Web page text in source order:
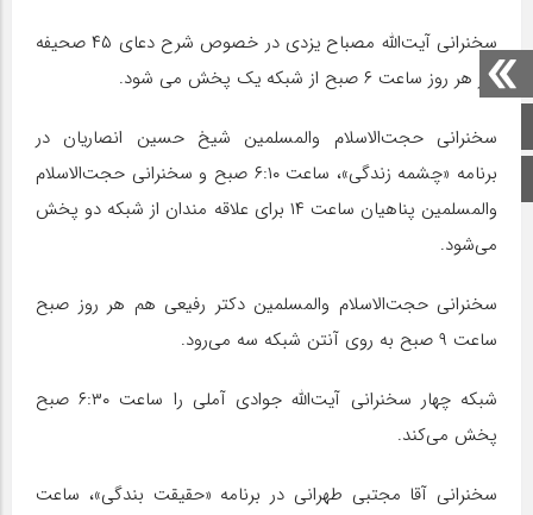
صفحه اصلی
اینستاگرام
سخنرانی آیت‌الله مصباح یزدی در خصوص شرح دعای ۴۵ صحیفه
نیز هر روز ساعت ۶ صبح از شبکه یک پخش می شود.
سخنرانی حجت‌الاسلام والمسلمین شیخ حسین انصاریان در
برنامه «چشمه زندگی»، ساعت ۶:۱۰ صبح و سخنرانی حجت‌الاسلام
والمسلمین پناهیان ساعت ۱۴ برای علاقه مندان از شبکه دو پخش
می‌شود.
سخنرانی حجت‌الاسلام والمسلمین دکتر رفیعی هم هر روز صبح
ساعت ۹ صبح به روی آنتن شبکه سه می‌رود.
شبکه چهار سخنرانی آیت‌الله جوادی آملی را ساعت ۶:۳۰ صبح
پخش می‌کند.
سخنرانی آقا مجتبی طهرانی در برنامه «حقیقت بندگی»، ساعت